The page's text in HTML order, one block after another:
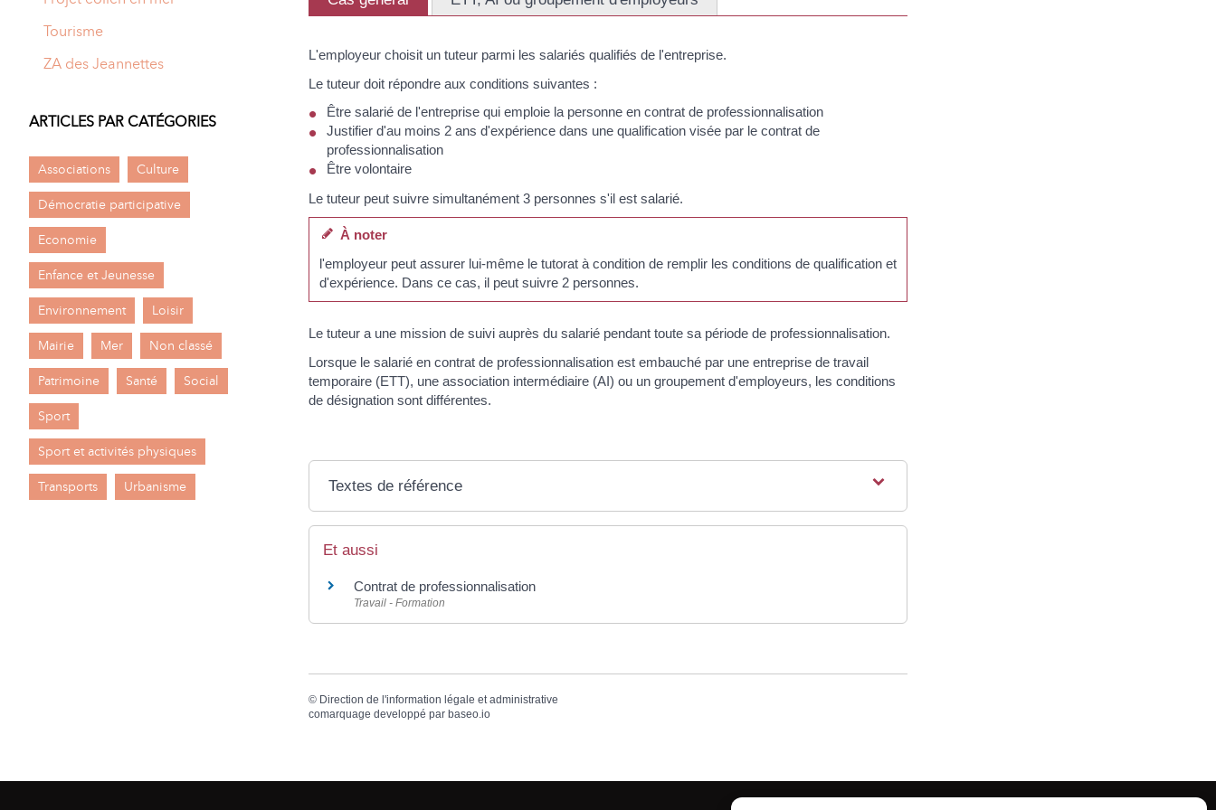
L'employeur choisit un tuteur parmi les salariés qualifiés de l'entreprise.
Le tuteur doit répondre aux conditions suivantes :
Être salarié de l'entreprise qui emploie la personne en contrat de professionnalisation
Justifier d'au moins 2 ans d'expérience dans une qualification visée par le contrat de
professionnalisation
Être volontaire
Le tuteur peut suivre simultanément 3 personnes s'il est salarié.
À noter
l'employeur peut assurer lui-même le tutorat à condition de remplir les conditions de qualification et
d'expérience. Dans ce cas, il peut suivre 2 personnes.
Le tuteur a une mission de suivi auprès du salarié pendant toute sa période de professionnalisation.
Lorsque le salarié en contrat de professionnalisation est embauché par une entreprise de travail
temporaire (ETT), une association intermédiaire (AI) ou un groupement d'employeurs, les conditions
de désignation sont différentes.
Textes de référence
Et aussi
Contrat de professionnalisation
Travail - Formation
© Direction de l'information légale et administrative
comarquage developpé par baseo.io
Tourisme
ZA des Jeannettes
ARTICLES PAR CATÉGORIES
Associations Culture
Démocratie participative
Economie
Enfance et Jeunesse
Environnement Loisir
Mairie Mer Non classé
Patrimoine Santé Social
Sport
Sport et activités physiques
Transports Urbanisme